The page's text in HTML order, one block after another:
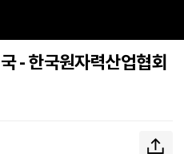
- 한국원자력산업협회